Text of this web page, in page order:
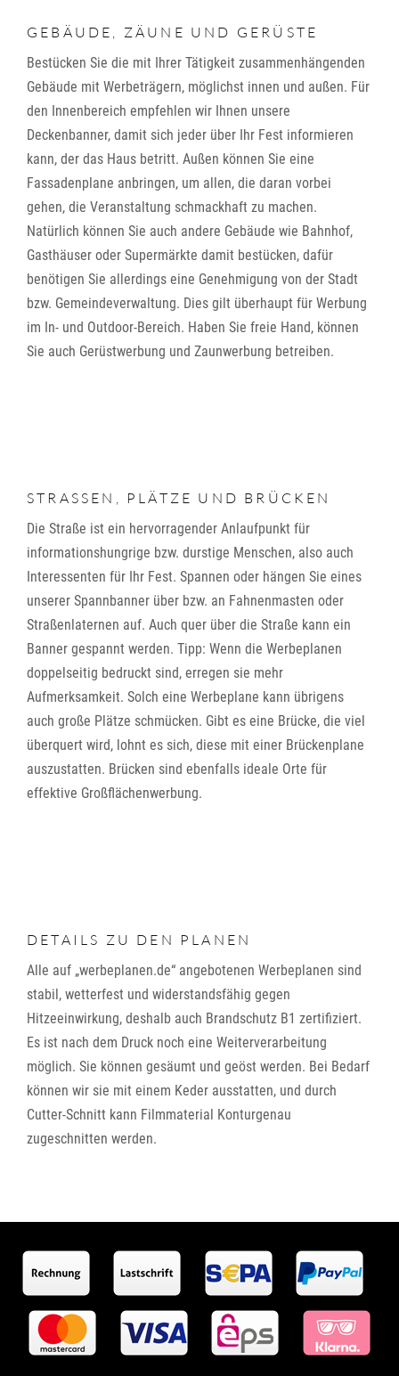
GEBÄUDE, ZÄUNE UND GERÜSTE
Bestücken Sie die mit Ihrer Tätigkeit zusammenhängenden
Gebäude mit Werbeträgern, möglichst innen und außen. Für
den Innenbereich empfehlen wir Ihnen unsere
Deckenbanner, damit sich jeder über Ihr Fest informieren
kann, der das Haus betritt. Außen können Sie eine
Fassadenplane anbringen, um allen, die daran vorbei
gehen, die Veranstaltung schmackhaft zu machen.
Natürlich können Sie auch andere Gebäude wie Bahnhof,
Gasthäuser oder Supermärkte damit bestücken, dafür
benötigen Sie allerdings eine Genehmigung von der Stadt
bzw. Gemeindeverwaltung. Dies gilt überhaupt für Werbung
im In- und Outdoor-Bereich. Haben Sie freie Hand, können
Sie auch Gerüstwerbung und Zaunwerbung betreiben.
STRASSEN, PLÄTZE UND BRÜCKEN
Die Straße ist ein hervorragender Anlaufpunkt für
informationshungrige bzw. durstige Menschen, also auch
Interessenten für Ihr Fest. Spannen oder hängen Sie eines
unserer Spannbanner über bzw. an Fahnenmasten oder
Straßenlaternen auf. Auch quer über die Straße kann ein
Banner gespannt werden. Tipp: Wenn die Werbeplanen
doppelseitig bedruckt sind, erregen sie mehr
Aufmerksamkeit. Solch eine Werbeplane kann übrigens
auch große Plätze schmücken. Gibt es eine Brücke, die viel
überquert wird, lohnt es sich, diese mit einer Brückenplane
auszustatten. Brücken sind ebenfalls ideale Orte für
effektive Großflächenwerbung.
DETAILS ZU DEN PLANEN
Alle auf „werbeplanen.de“ angebotenen Werbeplanen sind
stabil, wetterfest und widerstandsfähig gegen
Hitzeeinwirkung, deshalb auch Brandschutz B1 zertifiziert.
Es ist nach dem Druck noch eine Weiterverarbeitung
möglich. Sie können gesäumt und geöst werden. Bei Bedarf
können wir sie mit einem Keder ausstatten, und durch
Cutter-Schnitt kann Filmmaterial Konturgenau
zugeschnitten werden.